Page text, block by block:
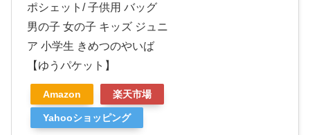
ポシェット/ 子供用 バッグ
男の子 女の子 キッズ ジュニ
ア 小学生 きめつのやいば
【ゆうパケット】
Amazon 楽天市場
Yahooショッピング